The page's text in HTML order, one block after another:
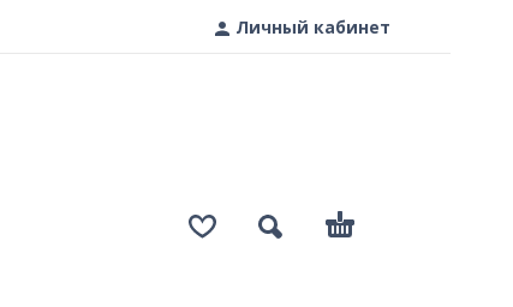
Личный кабинет